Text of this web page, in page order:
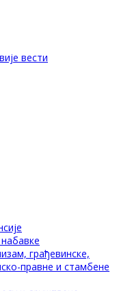
вести
грађевинске,
правне и стамбене